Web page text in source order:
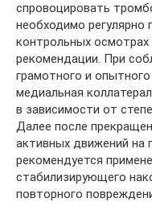
спровоцировать
необходимо
контрольных
рекомендации. При
грамотного и
медиальная
в зависимости от
Далее после
активных движений на
рекомендуется
стабилизирующего
повторного